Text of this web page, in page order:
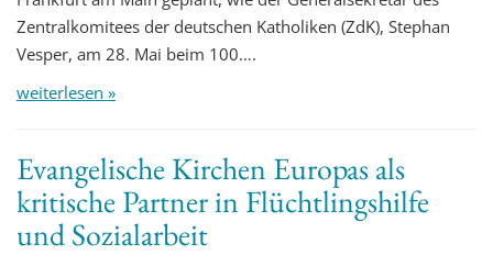
Zentralkomitees der deutschen Katholiken (ZdK), Stephan
Vesper, am 28. Mai beim 100….
weiterlesen »
Evangelische Kirchen Europas als
kritische Partner in Flüchtlingshilfe
und Sozialarbeit